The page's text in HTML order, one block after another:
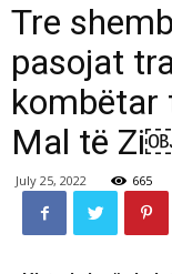
Tre
pasojat
kombëtar
Mal të
July 25, 2022 665